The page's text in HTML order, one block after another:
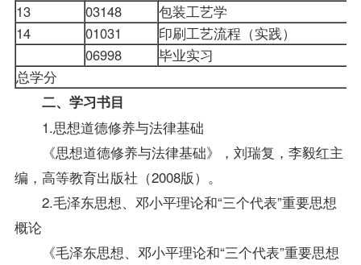
13
03148
包装工艺学
14
01031
印刷工艺流程（实践）
06998
毕业实习
总学分
二、学习书目
1.思想道德修养与法律基础
《思想道德修养与法律基础》，刘瑞复，李毅红主
编，高等教育出版社（2008版）。
2.毛泽东思想、邓小平理论和“三个代表”重要思想
概论
《毛泽东思想、邓小平理论和“三个代表”重要思想